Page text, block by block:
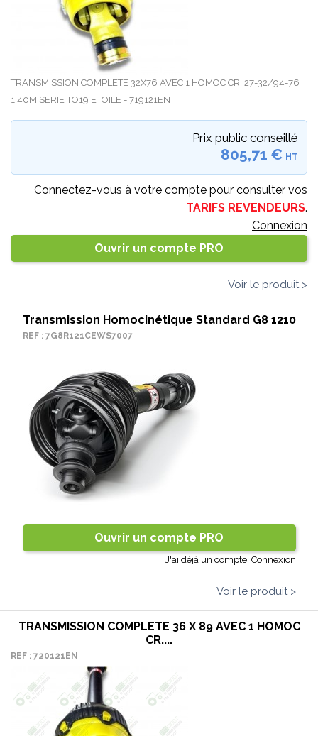
TRANSMISSION COMPLETE 32X76 AVEC 1 HOMOC CR. 27-32/94-76
1.40M SERIE TO19 ETOILE - 719121EN
Prix public conseillé
805,71 € HT
Connectez-vous à votre compte pour consulter vos
TARIFS REVENDEURS.
Connexion
Ouvrir un compte PRO
Voir le produit >
Transmission Homocinétique Standard G8 1210
REF : 7G8R121CEWS7007
Ouvrir un compte PRO
J'ai déjà un compte. Connexion
Voir le produit >
TRANSMISSION COMPLETE 36 X 89 AVEC 1 HOMOC
CR....
REF : 720121EN